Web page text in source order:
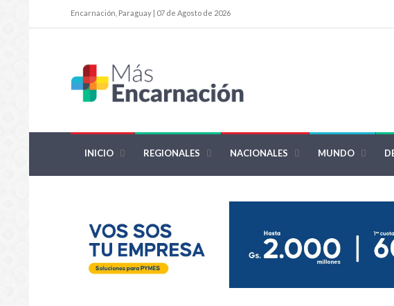
Encarnación, Paraguay | 07 de Agosto de 2026
INICIO REGIONALES NACIONALES MUNDO